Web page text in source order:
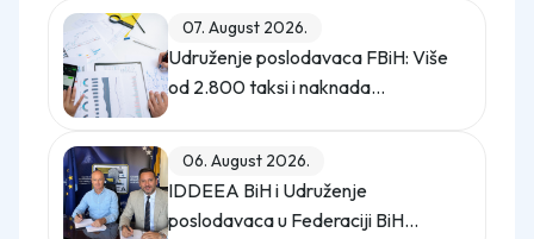
07. August 2026.
Udruženje poslodavaca FBiH: Više
od 2.800 taksi i naknada
06. August 2026.
IDDEEA BiH i Udruženje
poslodavaca u Federaciji BiH